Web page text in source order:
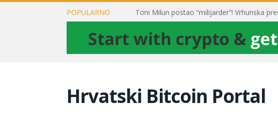
POPULARNO
Hrvatski Bitcoin Portal